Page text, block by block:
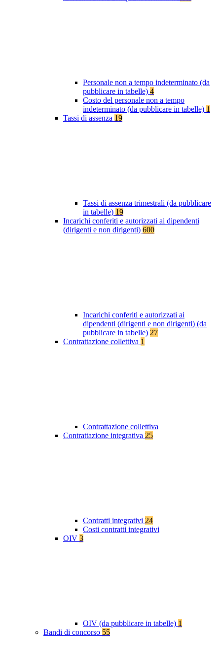
Personale non a tempo indeterminato (da
pubblicare in tabelle) 4
Costo del personale non a tempo
indeterminato (da pubblicare in tabelle) 1
Tassi di assenza 19
Tassi di assenza trimestrali (da pubblicare
in tabelle) 19
Incarichi conferiti e autorizzati ai dipendenti
(dirigenti e non dirigenti) 600
Incarichi conferiti e autorizzati ai
dipendenti (dirigenti e non dirigenti) (da
pubblicare in tabelle) 27
Contrattazione collettiva 1
Contrattazione collettiva
Contrattazione integrativa 25
Contratti integrativi 24
Costi contratti integrativi
OIV 3
OIV (da pubblicare in tabelle) 1
Bandi di concorso 55